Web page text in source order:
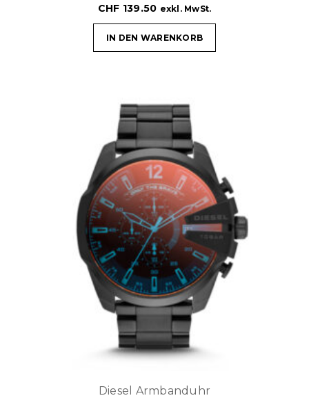
CHF 139.50 exkl. MwSt.
IN DEN WARENKORB
Diesel Armbanduhr